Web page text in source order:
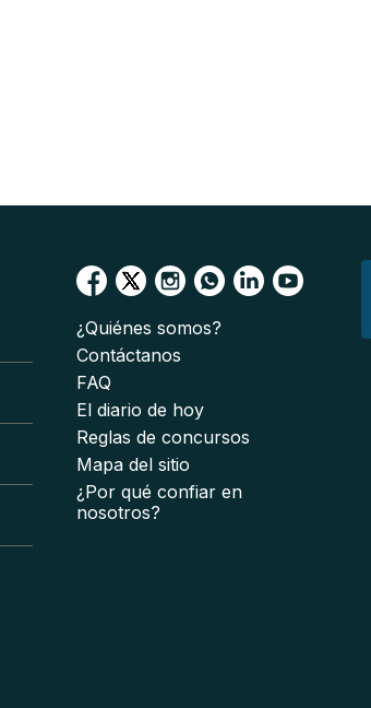
¿Quiénes somos?
Contáctanos
FAQ
El diario de hoy
Reglas de concursos
Mapa del sitio
¿Por qué confiar en
nosotros?